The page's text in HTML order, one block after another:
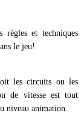
règles et techniques
le jeu!
les circuits ou les
de vitesse est tout
niveau animation.